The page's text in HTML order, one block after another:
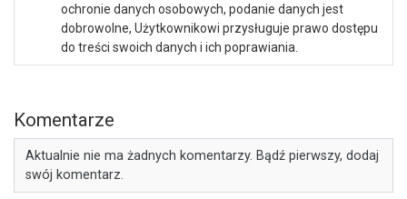
ochronie danych osobowych, podanie danych jest
dobrowolne, Użytkownikowi przysługuje prawo dostępu
do treści swoich danych i ich poprawiania.
Komentarze
Aktualnie nie ma żadnych komentarzy. Bądź pierwszy, dodaj
swój komentarz.